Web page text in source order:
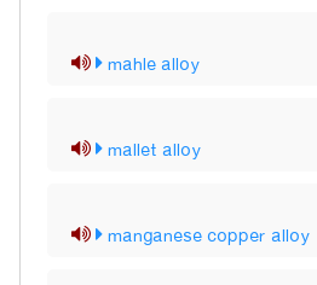
mahle alloy
mallet alloy
manganese copper alloy